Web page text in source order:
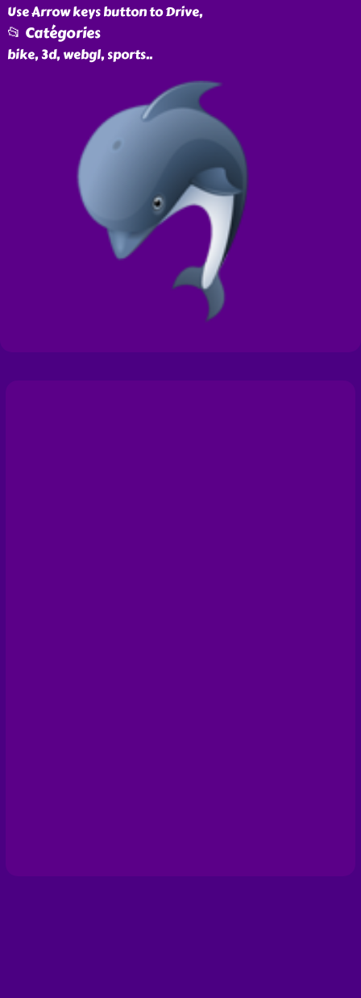
Use Arrow keys button to Drive,
📂 Catégories
bike, 3d, webgl, sports..